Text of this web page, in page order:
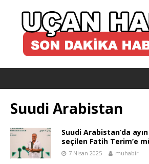
Suudi Arabistan
Suudi Arabistan’da
seçilen Fatih Terim’e
7 Nisan 2025 muhabir